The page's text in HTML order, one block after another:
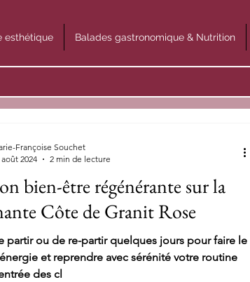
esthétique Balades gastronomique & Nutrition
bien-être régénérante sur la
Côte de Granit Rose
partir ou de re-partir quelques jours pour faire le
et reprendre avec sérénité votre routine
des cl
Françoise Souchet
août 2024
2 min de lecture